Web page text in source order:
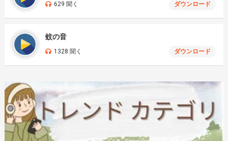
629 聞く ダウンロード
蚊の音
1328 聞く ダウンロード